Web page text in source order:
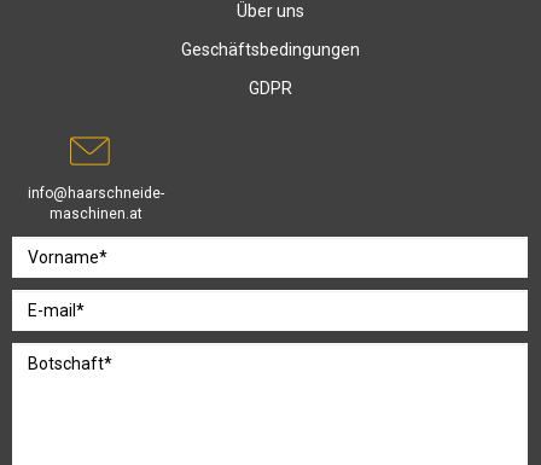
Über uns
Geschäftsbedingungen
GDPR
info@haarschneide-
maschinen.at